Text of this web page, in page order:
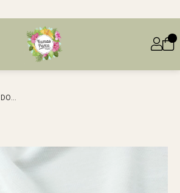
VISKONLU DOKUMA İNCE AKIŞKAN EKRU RENK EN: 140 CM